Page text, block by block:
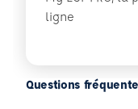
ligne
Questions